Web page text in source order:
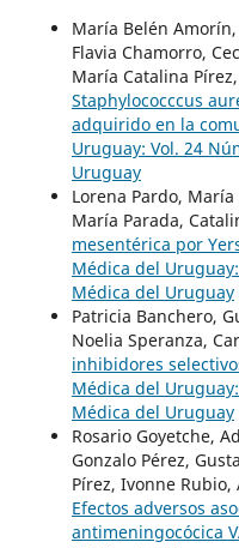
María Belén
Flavia Chamorro,
María Catalina Pírez,
Staphylococccus
adquirido en la
Uruguay: Vol. 24
Uruguay
Lorena Pardo,
María Parada,
mesentérica por
Médica del
Médica del Uruguay
Patricia Banchero,
Noelia Speranza,
inhibidores
Médica del
Médica del Uruguay
Rosario Goyetche,
Gonzalo Pérez,
Pírez, Ivonne
Efectos adversos
antimeningocócica